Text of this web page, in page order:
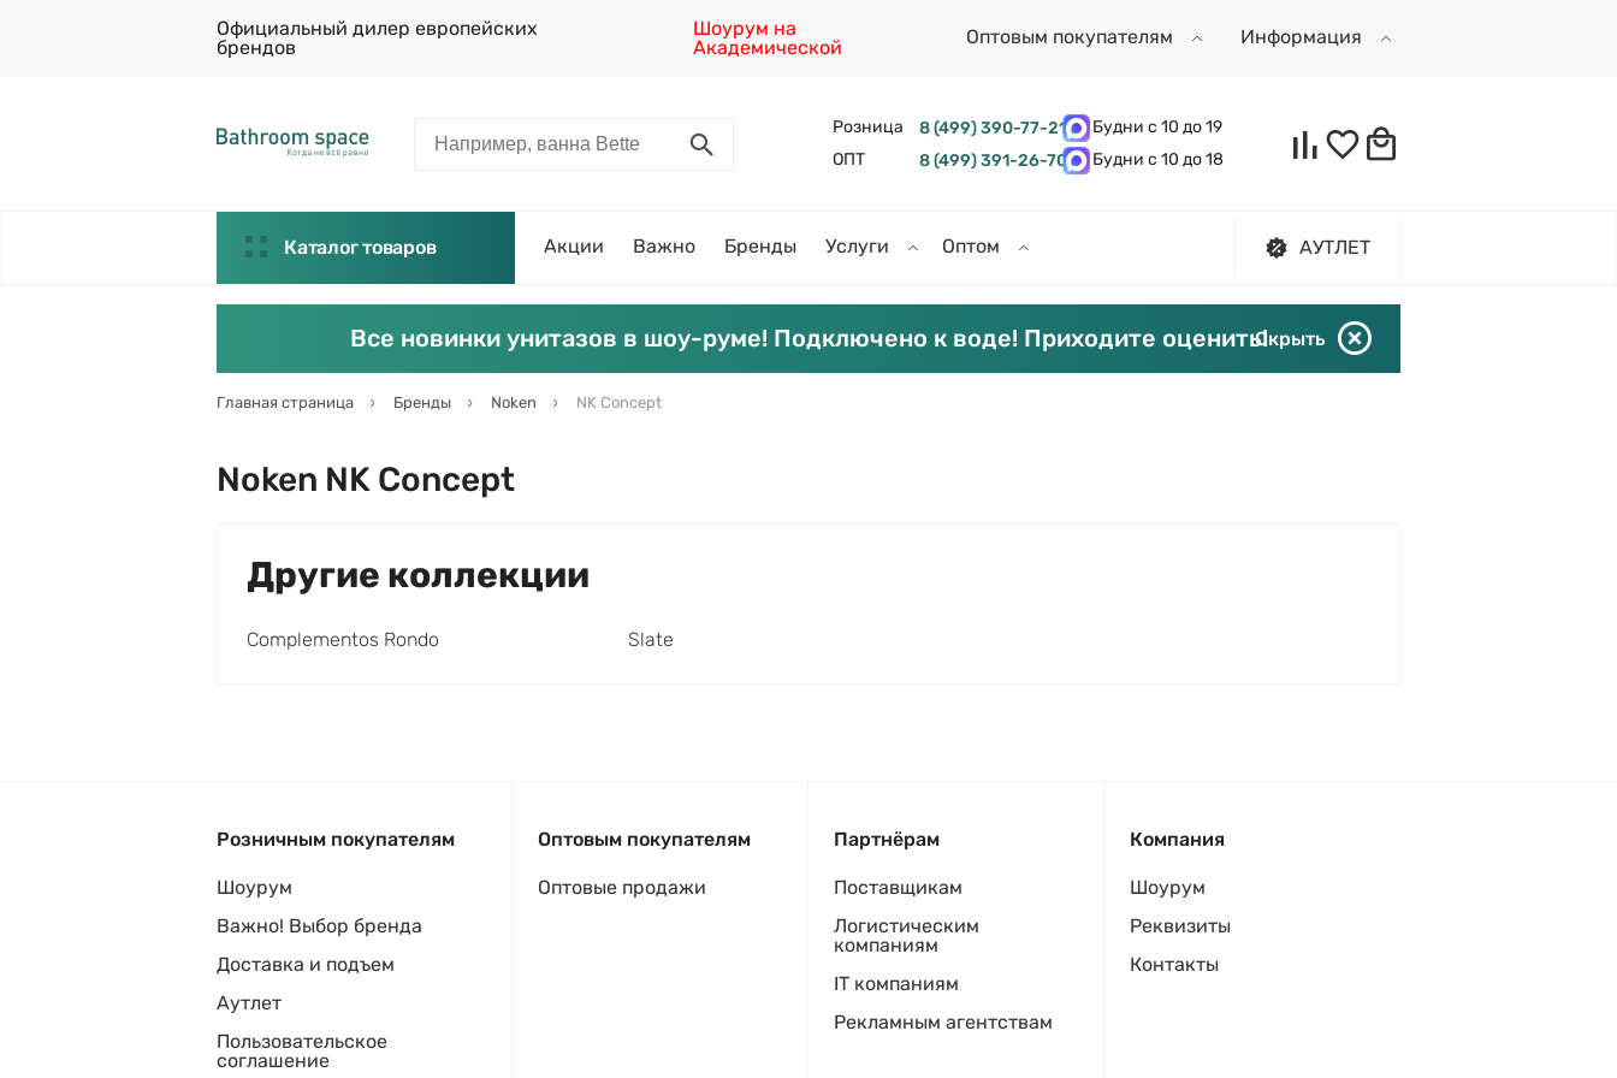
Официальный дилер европейских
брендов
Шоурум на
Академической
Оптовым покупателям Информация
Розница 8 (499) 390-77-21
Будни с 10 до 19
ОПТ
8 (499) 391-26-70 Будни с 10 до 18
Каталог товаров Акции Важно Бренды Услуги Оптом АУТЛЕТ
Все новинки унитазов в шоу-руме! Подключено к воде! Приходите оценить!Скрыть
Главная страница Бренды Noken NK Concept
Noken NK Concept
Другие коллекции
Complementos Rondo Slate
Розничным покупателям
Шоурум
Важно! Выбор бренда
Доставка и подъем
Аутлет
Пользовательское
соглашение
Оптовым покупателям
Оптовые продажи
Партнёрам
Поставщикам
Логистическим
компаниям
IT компаниям
Рекламным агентствам
Компания
Шоурум
Реквизиты
Контакты